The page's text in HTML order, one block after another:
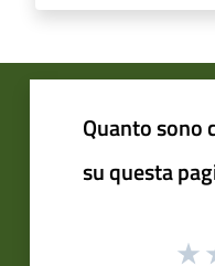
Quanto sono
su questa